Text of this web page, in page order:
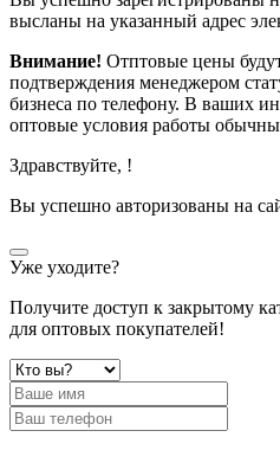
высланы на указанный адрес
Внимание! Отптовые цены
подтверждения менеджером
бизнеса по телефону. В ваших
оптовые условия работы
Здравствуйте, !
Вы успешно авторизованы на
Уже уходите?
Получите доступ к закрытому
для оптовых покупателей!